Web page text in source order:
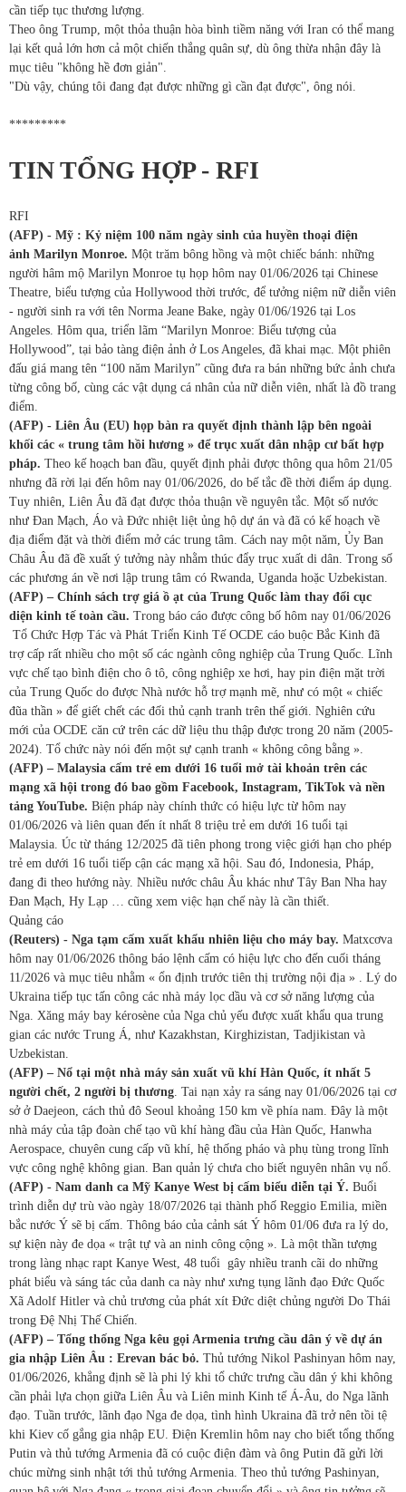
cần tiếp tục thương lượng.
Theo ông Trump, một thỏa thuận hòa bình tiềm năng với Iran có thể mang
lại kết quả lớn hơn cả một chiến thắng quân sự, dù ông thừa nhận đây là
mục tiêu "không hề đơn giản".
"Dù vậy, chúng tôi đang đạt được những gì cần đạt được", ông nói.
*********
TIN TỔNG HỢP - RFI
RFI
(AFP) - Mỹ : Kỷ niệm 100 năm ngày sinh của huyền thoại điện
ảnh Marilyn Monroe. Một trăm bông hồng và một chiếc bánh: những
người hâm mộ Marilyn Monroe tụ họp hôm nay 01/06/2026 tại Chinese
Theatre, biểu tượng của Hollywood thời trước, để tưởng niệm nữ diễn viên
- người sinh ra với tên Norma Jeane Bake, ngày 01/06/1926 tại Los
Angeles. Hôm qua, triển lãm “Marilyn Monroe: Biểu tượng của
Hollywood”, tại bảo tàng điện ảnh ở Los Angeles, đã khai mạc. Một phiên
đấu giá mang tên “100 năm Marilyn” cũng đưa ra bán những bức ảnh chưa
từng công bố, cùng các vật dụng cá nhân của nữ diễn viên, nhất là đồ trang
điểm.
(AFP) - Liên Âu (EU) họp bàn ra quyết định thành lập bên ngoài
khối các « trung tâm hồi hương » để trục xuất dân nhập cư bất hợp
pháp. Theo kế hoạch ban đầu, quyết định phải được thông qua hôm 21/05
nhưng đã rời lại đến hôm nay 01/06/2026, do bế tắc đề thời điểm áp dụng.
Tuy nhiên, Liên Âu đã đạt được thỏa thuận về nguyên tắc. Một số nước
như Đan Mạch, Áo và Đức nhiệt liệt ủng hộ dự án và đã có kế hoạch về
địa điểm đặt và thời điểm mở các trung tâm. Cách nay một năm, Ủy Ban
Châu Âu đã đề xuất ý tưởng này nhằm thúc đẩy trục xuất di dân. Trong số
các phương án về nơi lập trung tâm có Rwanda, Uganda hoặc Uzbekistan.
(AFP) – Chính sách trợ giá ồ ạt của Trung Quốc làm thay đổi cục
diện kinh tế toàn cầu. Trong báo cáo được công bố hôm nay 01/06/2026
Tổ Chức Hợp Tác và Phát Triển Kinh Tế OCDE cáo buộc Bắc Kinh đã
trợ cấp rất nhiều cho một số các ngành công nghiệp của Trung Quốc. Lĩnh
vực chế tạo bình điện cho ô tô, công nghiệp xe hơi, hay pin điện mặt trời
của Trung Quốc do được Nhà nước hỗ trợ mạnh mẽ, như có một « chiếc
đũa thần » để giết chết các đối thủ cạnh tranh trên thế giới. Nghiên cứu
mới của OCDE căn cứ trên các dữ liệu thu thập được trong 20 năm (2005-
2024). Tổ chức này nói đến một sự cạnh tranh « không công bằng ».
(AFP) – Malaysia cấm trẻ em dưới 16 tuổi mở tài khoản trên các
mạng xã hội trong đó bao gồm Facebook, Instagram, TikTok và nền
tảng YouTube. Biện pháp này chính thức có hiệu lực từ hôm nay
01/06/2026 và liên quan đến ít nhất 8 triệu trẻ em dưới 16 tuổi tại
Malaysia. Úc từ tháng 12/2025 đã tiên phong trong việc giới hạn cho phép
trẻ em dưới 16 tuổi tiếp cận các mạng xã hội. Sau đó, Indonesia, Pháp,
đang đi theo hướng này. Nhiều nước châu Âu khác như Tây Ban Nha hay
Đan Mạch, Hy Lạp … cũng xem việc hạn chế này là cần thiết.
Quảng cáo
(Reuters) - Nga tạm cấm xuất khẩu nhiên liệu cho máy bay. Matxcơva
hôm nay 01/06/2026 thông báo lệnh cấm có hiệu lực cho đến cuối tháng
11/2026 và mục tiêu nhằm « ổn định trước tiên thị trường nội địa » . Lý do
Ukraina tiếp tục tấn công các nhà máy lọc dầu và cơ sở năng lượng của
Nga. Xăng máy bay kérosène của Nga chủ yếu được xuất khẩu qua trung
gian các nước Trung Á, như Kazakhstan, Kirghizistan,⁠ Tadjikistan và
Uzbekistan.
(AFP) – Nổ tại một nhà máy sản xuất vũ khí Hàn Quốc, ít nhất 5
người chết, 2 người bị thương . Tai nạn xảy ra sáng nay 01/06/2026 tại cơ
sở ở Daejeon, cách thủ đô Seoul khoảng 150 km về phía nam. Đây là một
nhà máy của tập đoàn chế tạo vũ khí hàng đầu của Hàn Quốc, Hanwha
Aerospace, chuyên cung cấp vũ khí, hệ thống pháo và phụ tùng trong lĩnh
vực công nghệ không gian. Ban quản lý chưa cho biết nguyên nhân vụ nổ.
(AFP) - Nam danh ca Mỹ Kanye West bị cấm biểu diễn tại Ý. Buổi
trình diễn dự trù vào ngày 18/07/2026 tại thành phố Reggio Emilia, miền
bắc nước Ý sẽ bị cấm. Thông báo của cảnh sát Ý hôm 01/06 đưa ra lý do,
sự kiện này đe dọa « trật tự và an ninh công cộng ». Là một thần tượng
trong làng nhạc rapt Kanye West, 48 tuổi gây nhiều tranh cãi do những
phát biểu và sáng tác của danh ca này như xưng tụng lãnh đạo Đức Quốc
Xã Adolf Hitler và chủ trương của phát xít Đức diệt chủng người Do Thái
trong Đệ Nhị Thế Chiến.
(AFP) – Tổng thống Nga kêu gọi Armenia trưng cầu dân ý về dự án
gia nhập Liên Âu : Erevan bác bỏ. Thủ tướng Nikol Pashinyan hôm nay,
01/06/2026, khẳng định sẽ là phi lý khi tổ chức trưng cầu dân ý khi không
cần phải lựa chọn giữa Liên Âu và Liên minh Kinh tế Á-Âu, do Nga lãnh
đạo. Tuần trước, lãnh đạo Nga đe dọa, tình hình Ukraina đã trở nên tồi tệ
khi Kiev cố gắng gia nhập EU. Điện Kremlin hôm nay cho biết tổng thống
Putin và thủ tướng Armenia đã có cuộc điện đàm và ông Putin đã gửi lời
chúc mừng sinh nhật tới thủ tướng Armenia. Theo thủ tướng Pashinyan,